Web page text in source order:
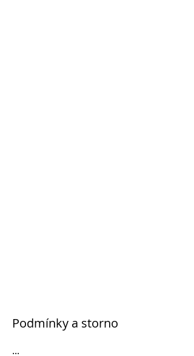
Podmínky a storno
...